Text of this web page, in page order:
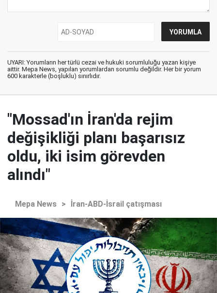
UYARI: Yorumların her türlü cezai ve hukuki sorumluluğu yazan kişiye
aittir. Mepa News, yapılan yorumlardan sorumlu değildir. Her bir yorum
600 karakterle (boşluklu) sınırlıdır.
"Mossad'ın İran'da rejim
değişikliği planı başarısız
oldu, iki isim görevden
alındı"
Mepa News > İran-ABD-İsrail çatışması